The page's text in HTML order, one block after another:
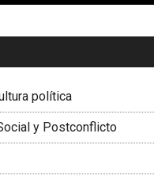
Mejía,Presidenta
política
y Postconflicto